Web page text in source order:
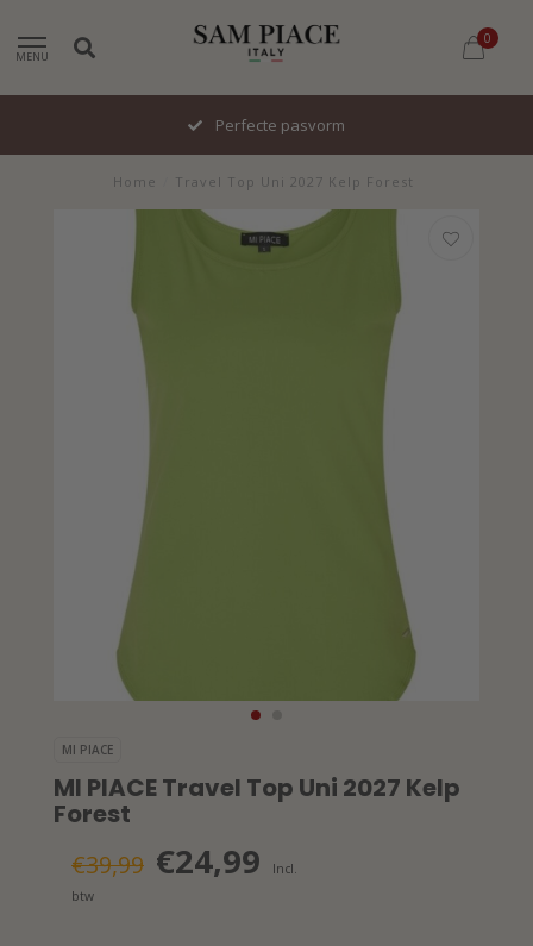
MENU
0
Perfecte pasvorm
Home Travel Top Uni 2027 Kelp Forest
MI PIACE
MI PIACE Travel Top Uni 2027 Kelp
Forest
€39,99 €24,99
Incl.
btw